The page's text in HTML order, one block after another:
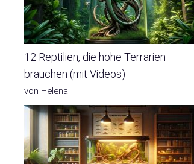
12 Reptilien, die hohe Terrarien
brauchen (mit Videos)
von Helena